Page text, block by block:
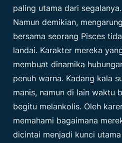
paling utama dari segalanya.
Namun demikian,
bersama seorang Pisces
landai. Karakter mereka
membuat dinamika
penuh warna. Kadang kala
manis, namun di lain waktu
begitu melankolis. Oleh
memahami bagaimana
dicintai menjadi kunci